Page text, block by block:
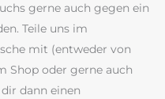
gerne auch gegen ein
Teile uns im
mit (entweder von
Shop oder gerne auch
dann einen